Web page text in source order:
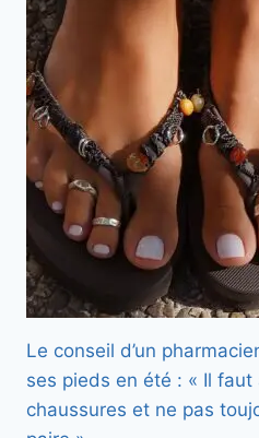
Le conseil d’un
ses pieds en été : « Il faut
chaussures et ne pas